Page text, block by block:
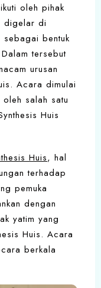
oleh pihak
digelar di
sebagai bentuk
tersebut
urusan
Acara dimulai
salah satu
Huis
Huis, hal
terhadap
pemuka
dengan
yatim yang
Huis. Acara
berkala